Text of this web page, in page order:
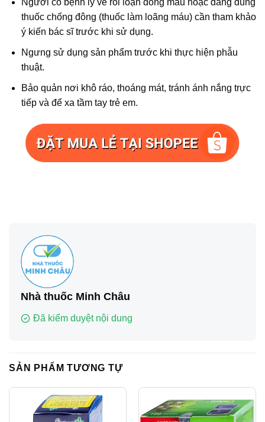
Người có bệnh lý về rối loạn đông máu hoặc đang dùng
thuốc chống đông (thuốc làm loãng máu) cần tham khảo
ý kiến bác sĩ trước khi sử dụng.
Ngưng sử dụng sản phẩm trước khi thực hiện phẫu
thuật.
Bảo quản nơi khô ráo, thoáng mát, tránh ánh nắng trực
tiếp và để xa tầm tay trẻ em.
Nhà thuốc Minh Châu
Đã kiểm duyệt nội dung
SẢN PHẨM TƯƠNG TỰ